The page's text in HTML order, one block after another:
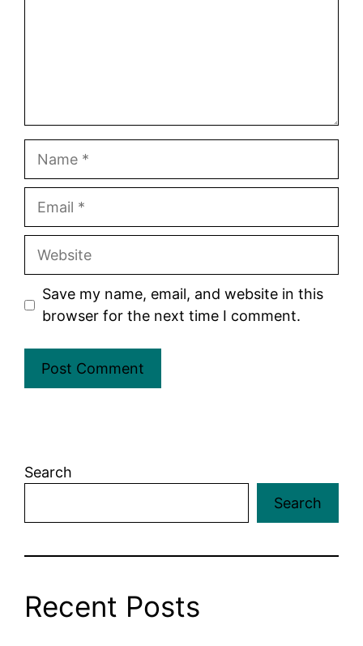
Name
Email
Website
Save my name, email, and website in this
browser for the next time I comment.
Search
Search
Recent Posts